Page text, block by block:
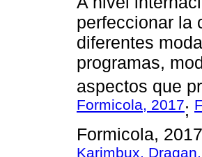
perfeccionar la
diferentes
programas,
aspectos que
Formicola, 2017;
Formicola,
Karimbux,